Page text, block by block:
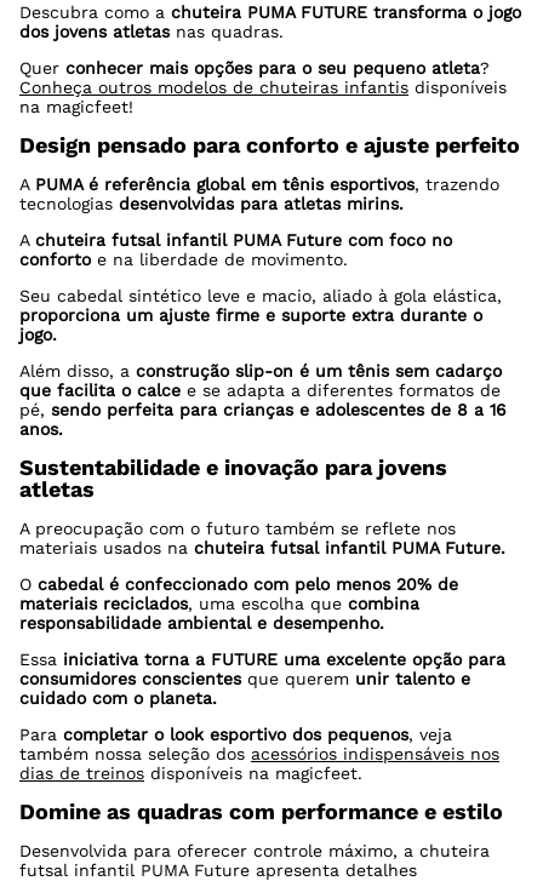
Descubra como a chuteira PUMA FUTURE transforma o jogo
dos jovens atletasnas quadras.
Quer conhecer mais opções para o seu pequeno atleta?
Conheça outros modelos de chuteiras infantis disponíveis
na magicfeet!
Design pensado para conforto e ajuste perfeito
A PUMA é referência global em tênis esportivos, trazendo
tecnologias desenvolvidas para atletas mirins.
A chuteira futsal infantil PUMA Future com foco no
confortoe na liberdade de movimento.
Seu cabedal sintético leve e macio, aliado à gola elástica,
proporciona um ajuste firme e suporte extra durante o
jogo.
Além disso, a construção slip-on é um tênis sem cadarço
que facilita o calce e se adapta a diferentes formatos de
pé, sendo perfeita para crianças e adolescentes de 8 a 16
anos.
Sustentabilidade e inovação para jovens
atletas
A preocupação com o futuro também se reflete nos
materiais usados na chuteira futsal infantil PUMA Future.
O cabedal é confeccionado com pelo menos 20% de
materiais reciclados, uma escolha que combina
responsabilidade ambiental e desempenho.
Essa iniciativa torna a FUTURE uma excelente opção para
consumidores conscientesque querem unir talento e
cuidado com o planeta.
Para completar o look esportivo dos pequenos, veja
também nossa seleção dos acessórios indispensáveis nos
dias de treinos disponíveis na magicfeet.
Domine as quadras com performance e estilo
Desenvolvida para oferecer controle máximo, a chuteira
futsal infantil PUMA Future apresenta detalhes